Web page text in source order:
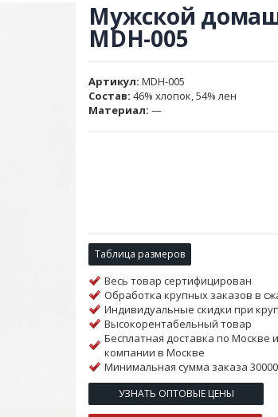
Мужской
MDH-005
Артикул MDH-005
Состав: 46% хлопок, 54% лен
Материал: —
Таблица размеров
Весь товар сертифицирован
Обработка крупных заказов в
Индивидуальные скидки при
Высокорентабельный товар
Бесплатная доставка по Москве
компании в Москве
Минимальная сумма заказа
УЗНАТЬ ОПТОВЫЕ ЦЕНЫ